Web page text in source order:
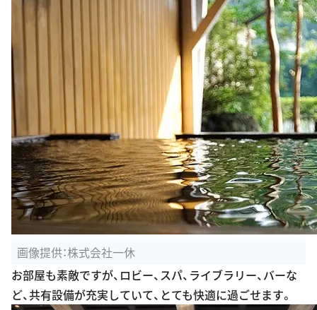
画像提供：株式会社一休
お部屋も素敵ですが、ロビー、スパ、ライブラリー、バーな
ど、共有設備が充実していて、とても快適に過ごせます。